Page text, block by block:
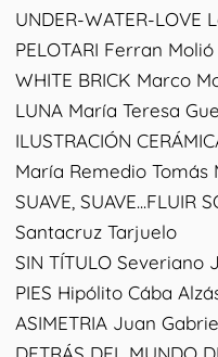
UNDER-WATER-LOVE
PELOTARI Ferran
WHITE BRICK Marco
LUNA María Teresa
ILUSTRACIÓN
María Remedio Tomás
SUAVE, SUAVE...FLUIR
Santacruz Tarjuelo
SIN TÍTULO Severiano
PIES Hipólito Cába
ASIMETRIA Juan